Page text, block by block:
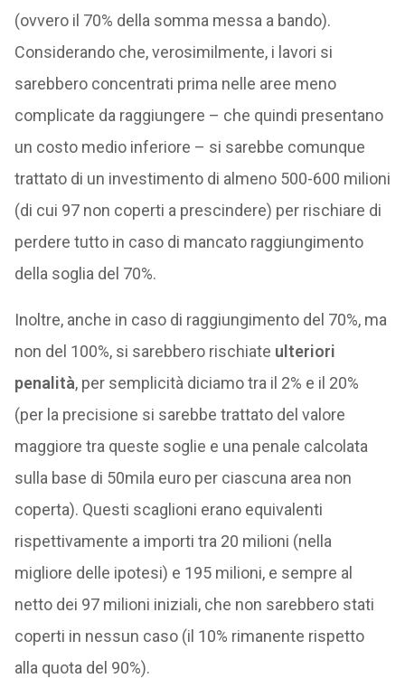
(ovvero il 70% della somma messa a bando).
Considerando che, verosimilmente, i lavori si
sarebbero concentrati prima nelle aree meno
complicate da raggiungere – che quindi presentano
un costo medio inferiore – si sarebbe comunque
trattato di un investimento di almeno 500-600 milioni
(di cui 97 non coperti a prescindere) per rischiare di
perdere tutto in caso di mancato raggiungimento
della soglia del 70%.
Inoltre, anche in caso di raggiungimento del 70%, ma
non del 100%, si sarebbero rischiate ulteriori
penalità, per semplicità diciamo tra il 2% e il 20%
(per la precisione si sarebbe trattato del valore
maggiore tra queste soglie e una penale calcolata
sulla base di 50mila euro per ciascuna area non
coperta). Questi scaglioni erano equivalenti
rispettivamente a importi tra 20 milioni (nella
migliore delle ipotesi) e 195 milioni, e sempre al
netto dei 97 milioni iniziali, che non sarebbero stati
coperti in nessun caso (il 10% rimanente rispetto
alla quota del 90%).